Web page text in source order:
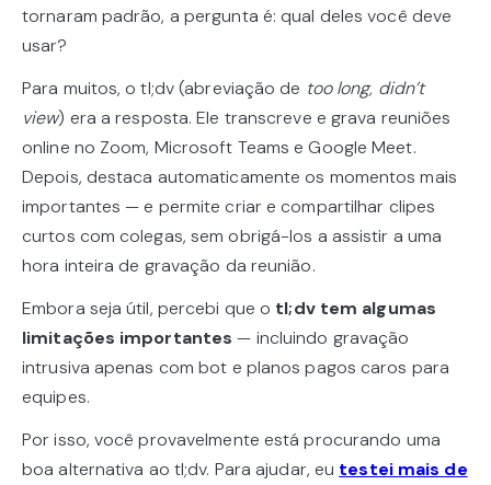
tornaram padrão, a pergunta é: qual deles você deve
usar?
Para muitos, o tl;dv (abreviação de too long, didn’t
view) era a resposta. Ele transcreve e grava reuniões
online no Zoom, Microsoft Teams e Google Meet.
Depois, destaca automaticamente os momentos mais
importantes — e permite criar e compartilhar clipes
curtos com colegas, sem obrigá-los a assistir a uma
hora inteira de gravação da reunião.
Embora seja útil, percebi que o tl;dv tem algumas
limitações importantes — incluindo gravação
intrusiva apenas com bot e planos pagos caros para
equipes.
Por isso, você provavelmente está procurando uma
boa alternativa ao tl;dv. Para ajudar, eu testei mais de